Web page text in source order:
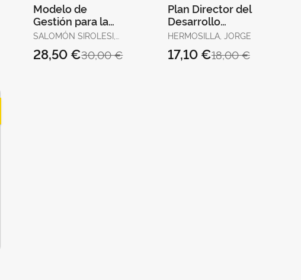
Modelo de
Gestión para la
Administración
Irrigada en
SALOMÓN SIROLESI,
30,00 €
28,50 €
Plan Director del
Desarrollo
Turístico para la
HERMOSILLA, JORGE
18,00 €
17,10 €